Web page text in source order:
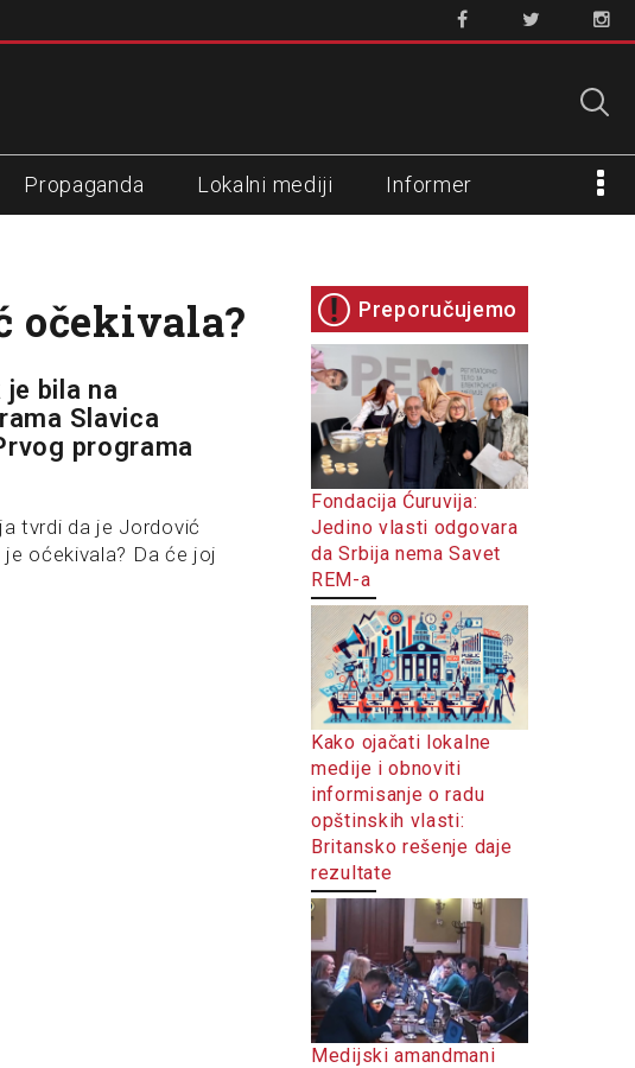
Propaganda Lokalni mediji Informer
očekivala?
bila na
Slavica
programa
tvrdi da je Jordović
oćekivala? Da će joj
Preporučujemo
Fondacija Ćuruvija:
Jedino vlasti odgovara
da Srbija nema Savet
REM-a
Kako ojačati lokalne
medije i obnoviti
informisanje o radu
opštinskih vlasti:
Britansko rešenje daje
rezultate
Medijski amandmani